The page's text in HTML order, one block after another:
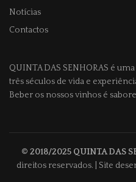
Notícias
Contactos
QUINTA DAS SENHORAS é
três séculos de vida e
Beber os nossos vinhos é
© 2018/2025 QUINTA DAS
direitos reservados. | Site